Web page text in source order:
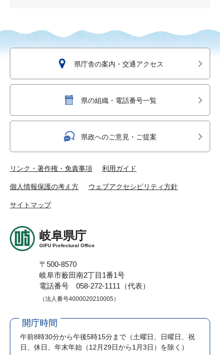
県庁舎の案内・交通アクセス
県の組織・電話番号一覧
県政へのご意見・ご提案
リンク・著作権・免責事項 利用ガイド
個人情報保護の考え方 ウェブアクセシビリティ方針
サイトマップ
岐阜県庁
GIFU Prefectural Office
〒500-8570
岐阜市薮田南2丁目1番1号
電話番号 058-272-1111（代表）
（法人番号4000020210005）
開庁時間
午前8時30分から午後5時15分まで （土曜日、日曜日、祝
日、休日、年末年始（12月29日から1月3日）を除く）